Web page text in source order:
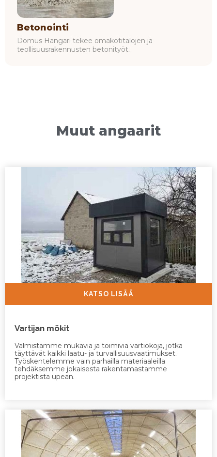
Betonointi
Domus Hangari tekee omakotitalojen ja
teollisuusrakennusten betonityöt.
Muut angaarit
KATSO LISÄÄ
Vartijan mökit
Valmistamme mukavia ja toimivia vartiokoja, jotka
täyttävät kaikki laatu- ja turvallisuusvaatimukset.
Työskentelemme vain parhailla materiaaleilla
tehdäksemme jokaisesta rakentamastamme
projektista upean.